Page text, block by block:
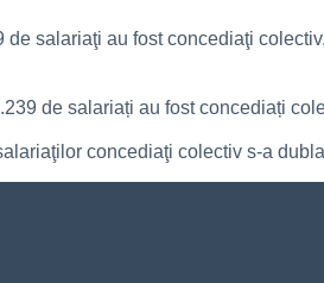
de salariaţi au fost concediaţi
de salariați au fost concediați
concediaţi colectiv s-a